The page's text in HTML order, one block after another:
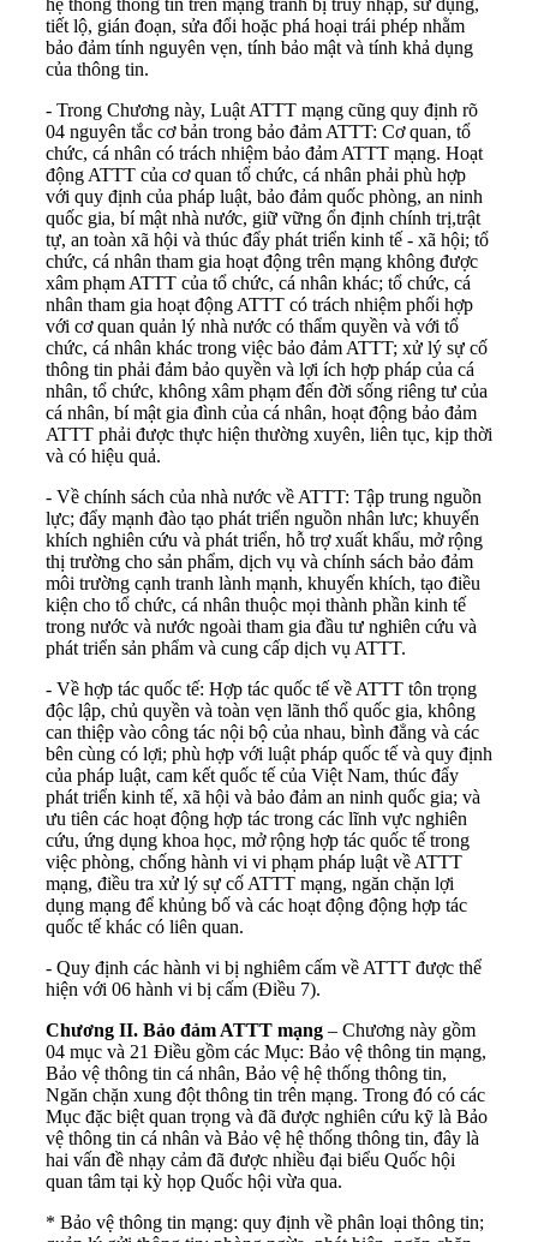
hệ thống thông tin trên mạng tránh bị truy nhập, sử dụng,
tiết lộ, gián đoạn, sửa đổi hoặc phá hoại trái phép nhằm
bảo đảm tính nguyên vẹn, tính bảo mật và tính khả dụng
của thông tin.
- Trong Chương này, Luật ATTT mạng cũng quy định rõ
04 nguyên tắc cơ bản trong bảo đảm ATTT: Cơ quan, tổ
chức, cá nhân có trách nhiệm bảo đảm ATTT mạng. Hoạt
động ATTT của cơ quan tổ chức, cá nhân phải phù hợp
với quy định của pháp luật, bảo đảm quốc phòng, an ninh
quốc gia, bí mật nhà nước, giữ vững ổn định chính trị,trật
tự, an toàn xã hội và thúc đẩy phát triển kinh tế - xã hội; tổ
chức, cá nhân tham gia hoạt động trên mạng không được
xâm phạm ATTT của tổ chức, cá nhân khác; tổ chức, cá
nhân tham gia hoạt động ATTT có trách nhiệm phối hợp
với cơ quan quản lý nhà nước có thẩm quyền và với tổ
chức, cá nhân khác trong việc bảo đảm ATTT; xử lý sự cố
thông tin phải đảm bảo quyền và lợi ích hợp pháp của cá
nhân, tổ chức, không xâm phạm đến đời sống riêng tư của
cá nhân, bí mật gia đình của cá nhân, hoạt động bảo đảm
ATTT phải được thực hiện thường xuyên, liên tục, kịp thời
và có hiệu quả.
- Về chính sách của nhà nước về ATTT: Tập trung nguồn
lực; đẩy mạnh đào tạo phát triển nguồn nhân lưc; khuyến
khích nghiên cứu và phát triển, hỗ trợ xuất khẩu, mở rộng
thị trường cho sản phẩm, dịch vụ và chính sách bảo đảm
môi trường cạnh tranh lành mạnh, khuyến khích, tạo điều
kiện cho tổ chức, cá nhân thuộc mọi thành phần kinh tế
trong nước và nước ngoài tham gia đầu tư nghiên cứu và
phát triển sản phẩm và cung cấp dịch vụ ATTT.
- Về hợp tác quốc tế: Hợp tác quốc tế về ATTT tôn trọng
độc lập, chủ quyền và toàn vẹn lãnh thổ quốc gia, không
can thiệp vào công tác nội bộ của nhau, bình đẳng và các
bên cùng có lợi; phù hợp với luật pháp quốc tế và quy định
của pháp luật, cam kết quốc tế của Việt Nam, thúc đẩy
phát triển kinh tế, xã hội và bảo đảm an ninh quốc gia; và
ưu tiên các hoạt động hợp tác trong các lĩnh vực nghiên
cứu, ứng dụng khoa học, mở rộng hợp tác quốc tế trong
việc phòng, chống hành vi vi phạm pháp luật về ATTT
mạng, điều tra xử lý sự cố ATTT mạng, ngăn chặn lợi
dụng mạng để khủng bố và các hoạt động động hợp tác
quốc tế khác có liên quan.
- Quy định các hành vi bị nghiêm cấm về ATTT được thể
hiện với 06 hành vi bị cấm (Điều 7).
Chương II. Bảo đảm ATTT mạng – Chương này gồm
04 mục và 21 Điều gồm các Mục: Bảo vệ thông tin mạng,
Bảo vệ thông tin cá nhân, Bảo vệ hệ thống thông tin,
Ngăn chặn xung đột thông tin trên mạng. Trong đó có các
Mục đặc biệt quan trọng và đã được nghiên cứu kỹ là Bảo
vệ thông tin cá nhân và Bảo vệ hệ thống thông tin, đây là
hai vấn đề nhạy cảm đã được nhiều đại biểu Quốc hội
quan tâm tại kỳ họp Quốc hội vừa qua.
* Bảo vệ thông tin mạng: quy định về phân loại thông tin;